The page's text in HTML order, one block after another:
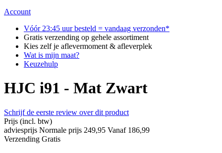
Account
Vóór 23:45 uur besteld = vandaag verzonden*
Gratis verzending op gehele assortiment
Kies zelf je aflevermoment & afleverplek
Wat is mijn maat?
Keuzehulp
HJC i91 - Mat Zwart
Schrijf de eerste review over dit product
Prijs (incl. btw)
adviesprijs Normale prijs 249,95 Vanaf 186,99
Verzending Gratis